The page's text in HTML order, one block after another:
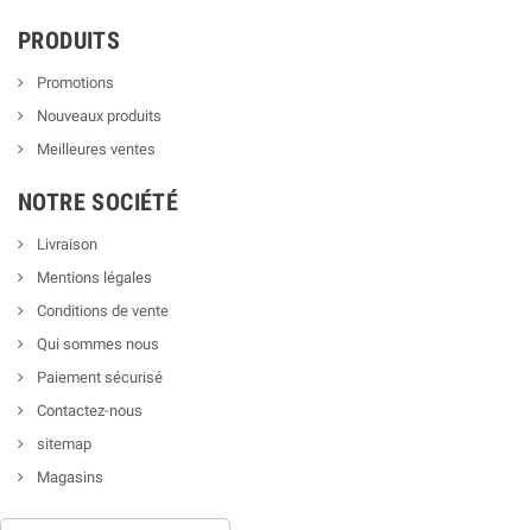
PRODUITS
Promotions
Nouveaux produits
Meilleures ventes
NOTRE SOCIÉTÉ
Livraison
Mentions légales
Conditions de vente
Qui sommes nous
Paiement sécurisé
Contactez-nous
sitemap
Magasins